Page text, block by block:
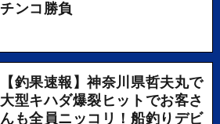
チンコ勝負
【釣果速報】神奈川県哲夫丸で
大型キハダ爆裂ヒットでお客さ
んも全員ニッコリ！船釣りデビ